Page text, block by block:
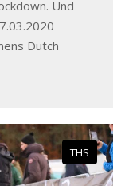
Und
Dutch
THS